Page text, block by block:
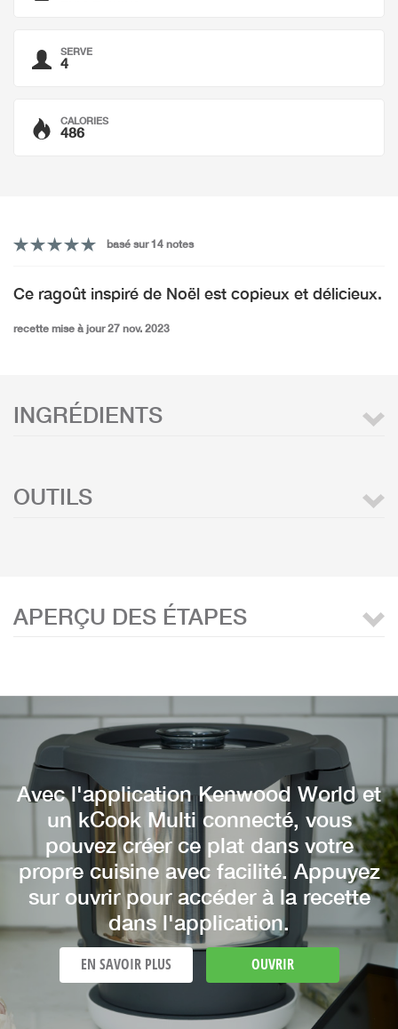
SERVE
4
CALORIES
486
basé sur 14 notes
Ce ragoût inspiré de Noël est copieux et délicieux.
recette mise à jour 27 nov. 2023
INGRÉDIENTS
OUTILS
APERÇU DES ÉTAPES
Avec l'application Kenwood World et
un kCook Multi connecté, vous
pouvez créer ce plat dans votre
propre cuisine avec facilité. Appuyez
sur ouvrir pour accéder à la recette
dans l'application.
EN SAVOIR PLUS OUVRIR